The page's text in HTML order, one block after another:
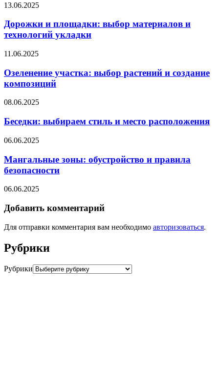
13.06.2025
Дорожки и площадки: выбор материалов и
технологий укладки
11.06.2025
Озеленение участка: выбор растений и создание
композиций
08.06.2025
Беседки: выбираем стиль и место расположения
06.06.2025
Мангальные зоны: обустройство и правила
безопасности
06.06.2025
Добавить комментарий
Для отправки комментария вам необходимо авторизоваться.
Рубрики
Рубрики